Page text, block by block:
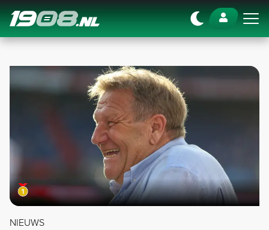
Navigation
NIEUWS